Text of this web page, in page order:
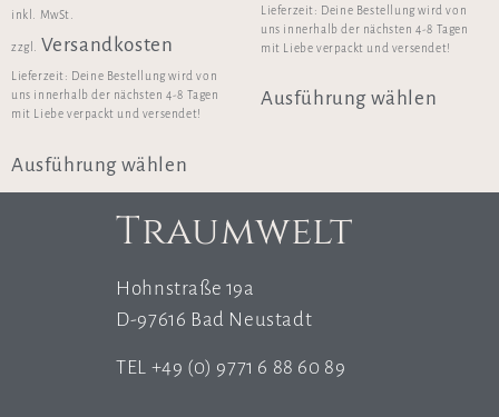
inkl. MwSt.
zzgl. Versandkosten
Lieferzeit: Deine Bestellung wird von
uns innerhalb der nächsten 4-8 Tagen
mit Liebe verpackt und versendet!
Ausführung wählen
Lieferzeit: Deine Bestellung wird von
uns innerhalb der nächsten 4-8 Tagen
mit Liebe verpackt und versendet!
Ausführung wählen
Traumwelt
Hohnstraße 19a
D-97616 Bad Neustadt
TEL +49 (0) 9771 6 88 60 89